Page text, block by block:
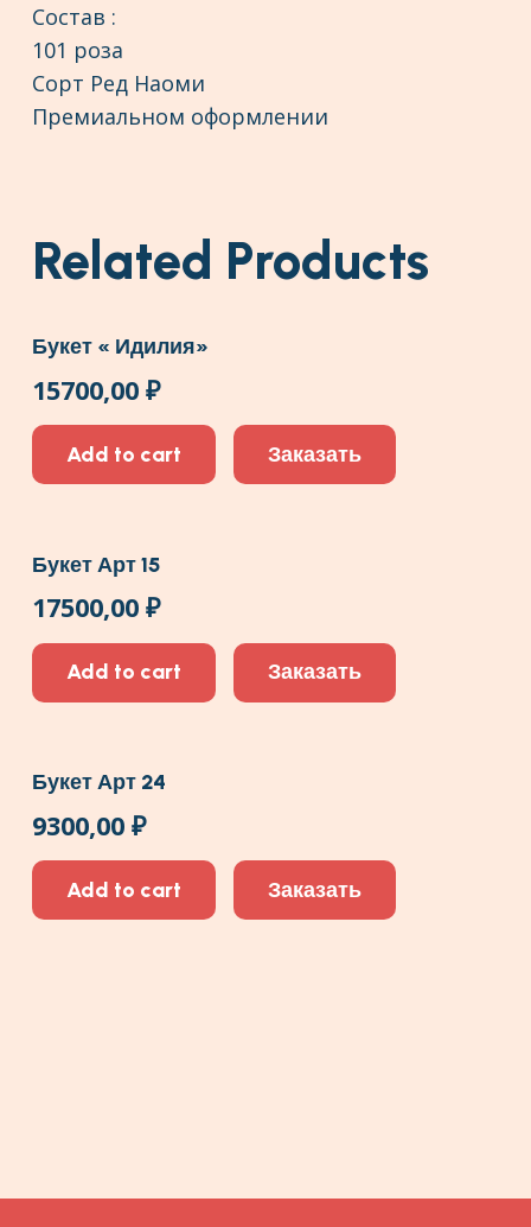
Состав :
101 роза
Сорт Ред Наоми
Премиальном оформлении
Related Products
Букет « Идилия»
15700,00 ₽
Add to cart Заказать
Букет Арт 15
17500,00 ₽
Add to cart Заказать
Букет Арт 24
9300,00 ₽
Add to cart Заказать